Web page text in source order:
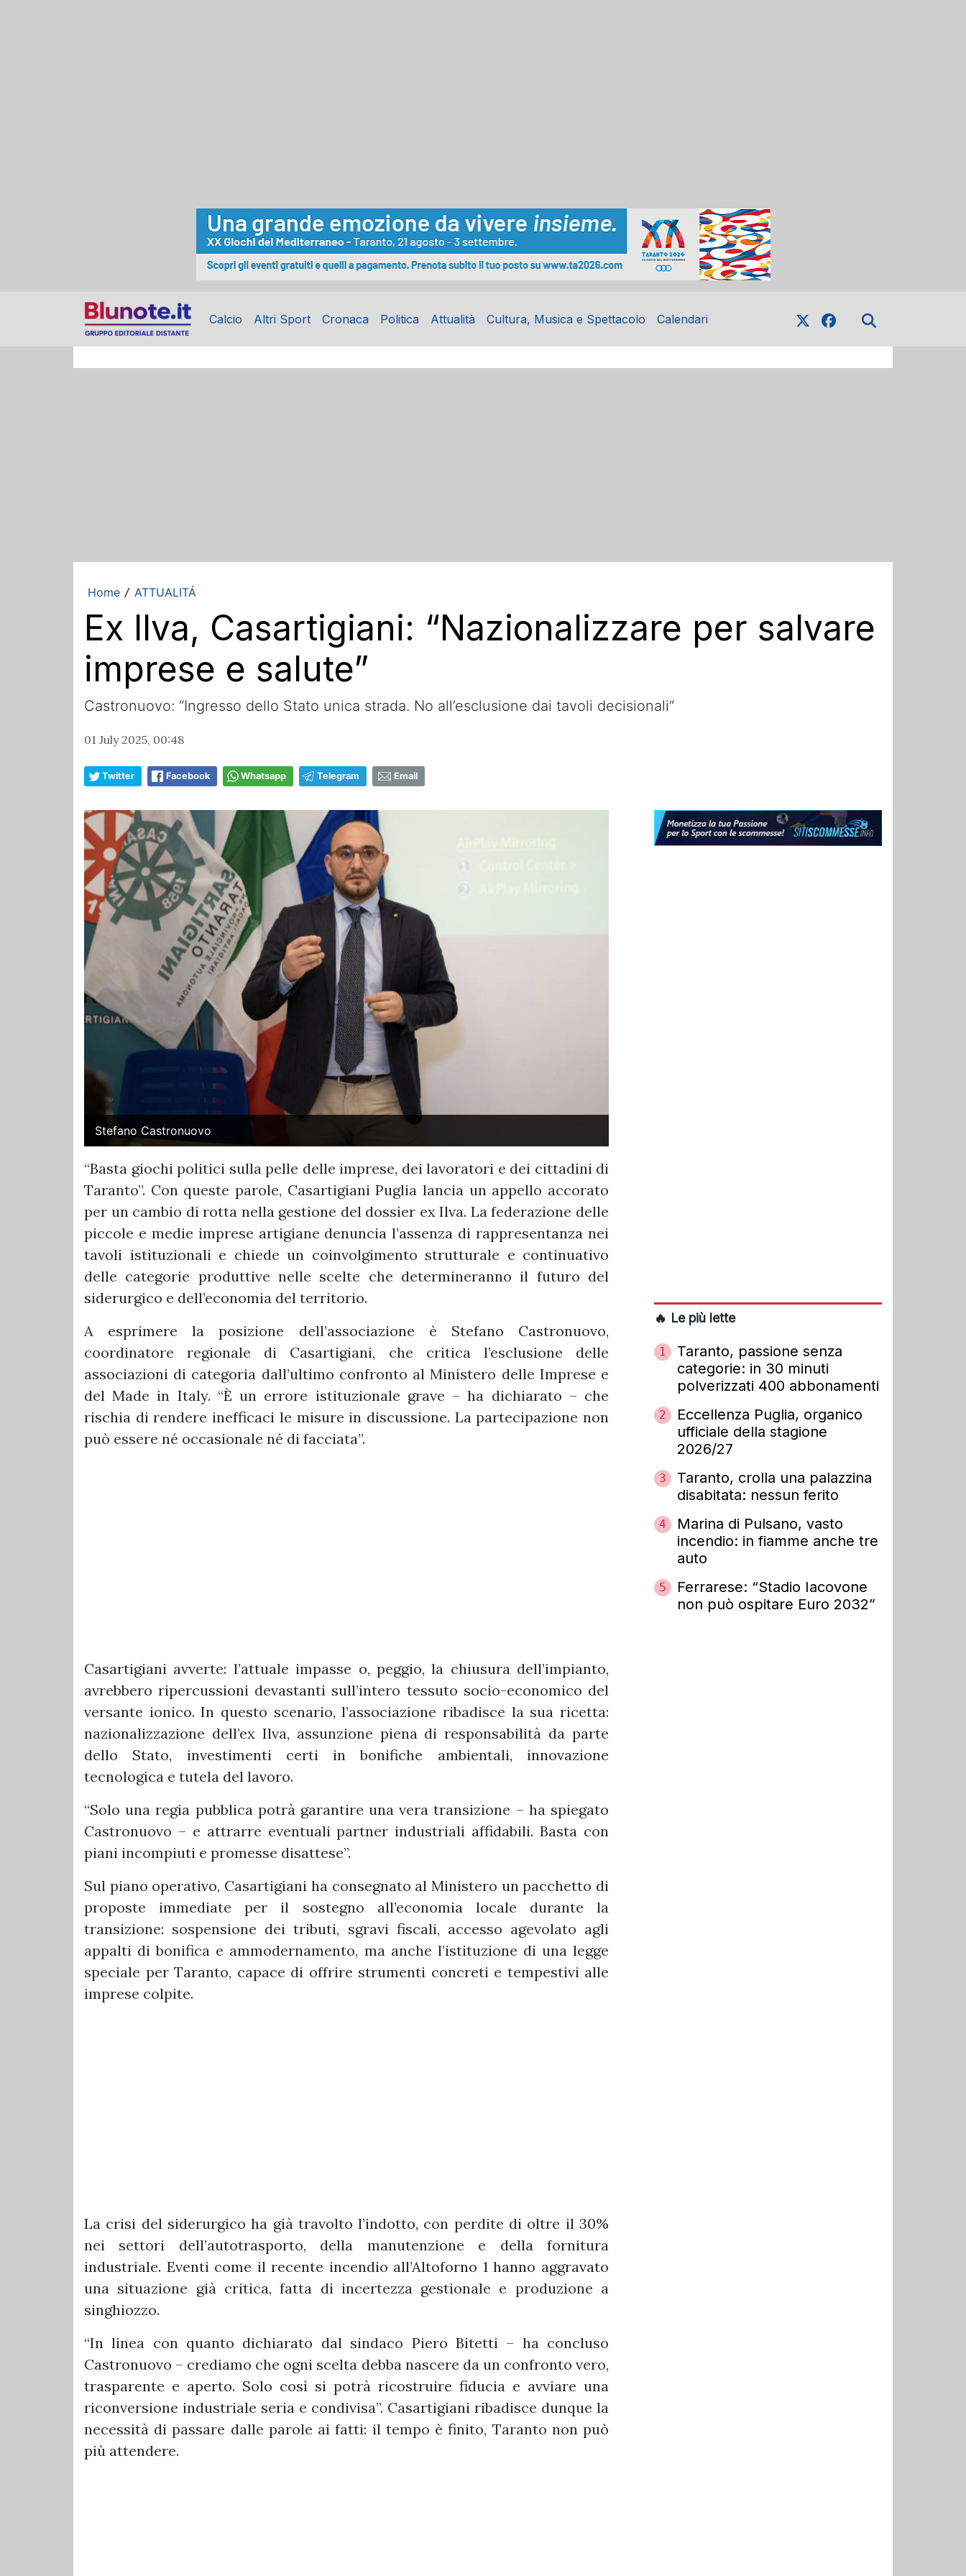
Calcio Altri Sport Cronaca Politica Attualità Cultura, Musica e Spettacolo Calendari
Home / ATTUALITÁ
Ex Ilva, Casartigiani: “Nazionalizzare per salvare
imprese e salute”
Castronuovo: “Ingresso dello Stato unica strada. No all’esclusione dai tavoli decisionali”
01 July 2025, 00:48
Twitter Facebook Whatsapp Telegram Email
Stefano Castronuovo
“Basta giochi politici sulla pelle delle imprese, dei lavoratori e dei cittadini di
Taranto”. Con queste parole, Casartigiani Puglia lancia un appello accorato
per un cambio di rotta nella gestione del dossier ex Ilva. La federazione delle
piccole e medie imprese artigiane denuncia l’assenza di rappresentanza nei
tavoli istituzionali e chiede un coinvolgimento strutturale e continuativo
delle categorie produttive nelle scelte che determineranno il futuro del
siderurgico e dell’economia del territorio.
A esprimere la posizione dell’associazione è Stefano Castronuovo,
coordinatore regionale di Casartigiani, che critica l’esclusione delle
associazioni di categoria dall’ultimo confronto al Ministero delle Imprese e
del Made in Italy. “È un errore istituzionale grave – ha dichiarato – che
rischia di rendere inefficaci le misure in discussione. La partecipazione non
può essere né occasionale né di facciata”.
Casartigiani avverte: l’attuale impasse o, peggio, la chiusura dell’impianto,
avrebbero ripercussioni devastanti sull’intero tessuto socio-economico del
versante ionico. In questo scenario, l’associazione ribadisce la sua ricetta:
nazionalizzazione dell’ex Ilva, assunzione piena di responsabilità da parte
dello Stato, investimenti certi in bonifiche ambientali, innovazione
tecnologica e tutela del lavoro.
“Solo una regia pubblica potrà garantire una vera transizione – ha spiegato
Castronuovo – e attrarre eventuali partner industriali affidabili. Basta con
piani incompiuti e promesse disattese”.
Sul piano operativo, Casartigiani ha consegnato al Ministero un pacchetto di
proposte immediate per il sostegno all’economia locale durante la
transizione: sospensione dei tributi, sgravi fiscali, accesso agevolato agli
appalti di bonifica e ammodernamento, ma anche l’istituzione di una legge
speciale per Taranto, capace di offrire strumenti concreti e tempestivi alle
imprese colpite.
La crisi del siderurgico ha già travolto l’indotto, con perdite di oltre il 30%
nei settori dell’autotrasporto, della manutenzione e della fornitura
industriale. Eventi come il recente incendio all’Altoforno 1 hanno aggravato
una situazione già critica, fatta di incertezza gestionale e produzione a
singhiozzo.
“In linea con quanto dichiarato dal sindaco Piero Bitetti – ha concluso
Castronuovo – crediamo che ogni scelta debba nascere da un confronto vero,
trasparente e aperto. Solo così si potrà ricostruire fiducia e avviare una
riconversione industriale seria e condivisa”. Casartigiani ribadisce dunque la
necessità di passare dalle parole ai fatti: il tempo è finito, Taranto non può
più attendere.
🔥 Le più lette
1
Taranto, passione senza
categorie: in 30 minuti
polverizzati 400 abbonamenti
2
Eccellenza Puglia, organico
ufficiale della stagione
2026/27
3
Taranto, crolla una palazzina
disabitata: nessun ferito
4
Marina di Pulsano, vasto
incendio: in fiamme anche tre
auto
5
Ferrarese: “Stadio Iacovone
non può ospitare Euro 2032”